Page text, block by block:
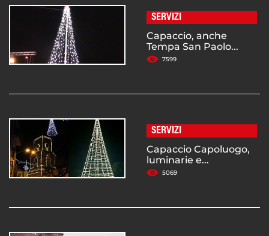
SERVIZI
Capaccio, anche
Tempa San Paolo...
7599
SERVIZI
Capaccio Capoluogo,
luminarie e...
5069